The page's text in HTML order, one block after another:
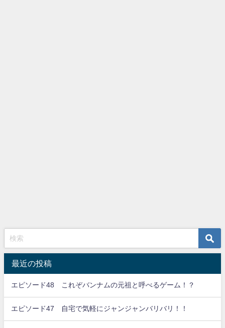
最近の投稿
エピソード48 これぞバンナムの元祖と呼べるゲーム！？
エピソード47 自宅で気軽にジャンジャンバリバリ！！